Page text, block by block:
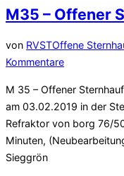
M35 – Offener
von RVSTOffene
Kommentare
M 35 – Offener
am 03.02.2019 in der
Refraktor von borg 76/
Minuten,
Sieggrön